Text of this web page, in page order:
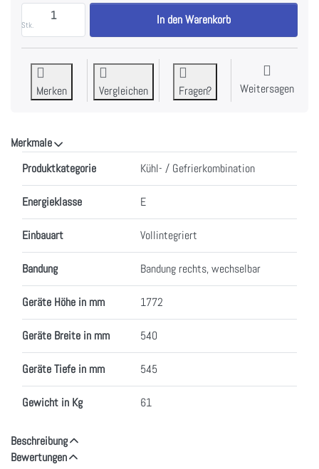
Stk.
ASKO RFN 31831 SEI Kühl-Gefrierkombination
In den Warenkorb
Merken Vergleichen Fragen? Weitersagen
Merkmale
Produktkategorie Kühl- / Gefrierkombination
Energieklasse E
Einbauart Vollintegriert
Bandung Bandung rechts, wechselbar
Geräte Höhe in mm 1772
Geräte Breite in mm 540
Geräte Tiefe in mm 545
Gewicht in Kg 61
Beschreibung
Bewertungen